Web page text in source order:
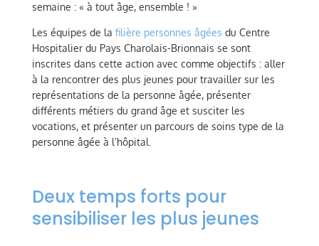
semaine : « à tout âge, ensemble ! »
Les équipes de la filière personnes âgées du Centre
Hospitalier du Pays Charolais-Brionnais se sont
inscrites dans cette action avec comme objectifs : aller
à la rencontrer des plus jeunes pour travailler sur les
représentations de la personne âgée, présenter
différents métiers du grand âge et susciter les
vocations, et présenter un parcours de soins type de la
personne âgée à l’hôpital.
Deux temps forts pour
sensibiliser les plus jeunes